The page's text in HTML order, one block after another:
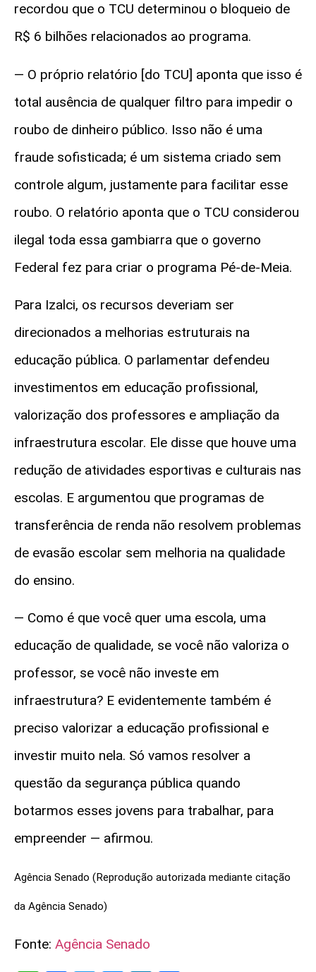
recordou que o TCU determinou o bloqueio de
R$ 6 bilhões relacionados ao programa.
— O próprio relatório [do TCU] aponta que isso é
total ausência de qualquer filtro para impedir o
roubo de dinheiro público. Isso não é uma
fraude sofisticada; é um sistema criado sem
controle algum, justamente para facilitar esse
roubo. O relatório aponta que o TCU considerou
ilegal toda essa gambiarra que o governo
Federal fez para criar o programa Pé-de-Meia.
Para Izalci, os recursos deveriam ser
direcionados a melhorias estruturais na
educação pública. O parlamentar defendeu
investimentos em educação profissional,
valorização dos professores e ampliação da
infraestrutura escolar. Ele disse que houve uma
redução de atividades esportivas e culturais nas
escolas. E argumentou que programas de
transferência de renda não resolvem problemas
de evasão escolar sem melhoria na qualidade
do ensino.
— Como é que você quer uma escola, uma
educação de qualidade, se você não valoriza o
professor, se você não investe em
infraestrutura? E evidentemente também é
preciso valorizar a educação profissional e
investir muito nela. Só vamos resolver a
questão da segurança pública quando
botarmos esses jovens para trabalhar, para
empreender — afirmou.
Agência Senado (Reprodução autorizada mediante citação
da Agência Senado)
Fonte: Agência Senado